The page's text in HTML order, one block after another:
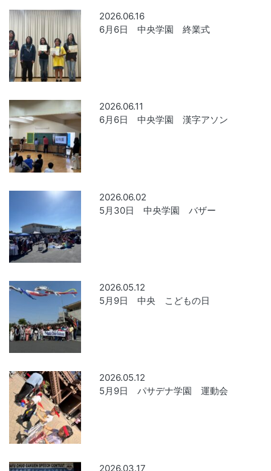
2026.06.16
6月6日 中央学園 終業式
2026.06.11
6月6日 中央学園 漢字アソン
2026.06.02
5月30日 中央学園 バザー
2026.05.12
5月9日 中央 こどもの日
2026.05.12
5月9日 パサデナ学園 運動会
2026.03.17